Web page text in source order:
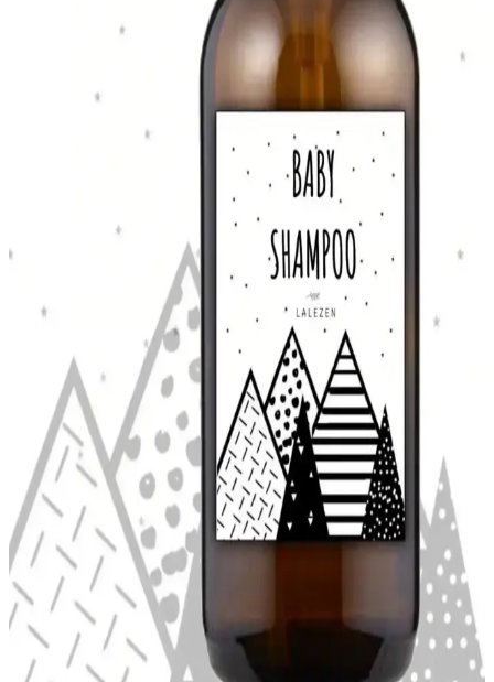
Petition Delmor Fit Capri ve Maris Ruby
İki sürdürülebilir plaj havlusu, farklı boyut ve tasarımlarla doğa
dostu tatil deneyimi sunuyor. Hafif, hızlı kuruyan ve kum tutmayan
özellikleriyle plajda konfor sağlıyorlar.
QNİAY Silikon Dondurma Kalıbı Magnum Modeli:
Sağlıklı ve Dayanıklı Mutfak Arkadaşı
Yüksek kaliteli silikon malzemeden üretilen QNİAY Magnum
modeli dondurma kalıbı, güvenli, çevre dostu ve kullanımı kolay
özellikleriyle mutfağınıza pratiklik katıyor.
Tupperware Eco Şişe Portakal Rengi 500 ml Sağlıklı
ve Şık İçecek Taşıma Çözümü
Eco Şişe portakal rengi, 500 ml kapasitesiyle sağlıklı içecekleri
güvenle taşımanızı sağlar. Hafif, şık ve pratik tasarımıyla hareket
halinde kullanım için idealdir.
RU RUIADA %100 Pamuk Saç Kurutma Bonesi
Şık ve Pratik Kullanım İçin Tasarlandı
RU RUIADA'nın %100 pamuk saç kurutma bonesi, yumuşak ve
emici yapısıyla saçlarınızı nazikçe kurutur, estetik tasarımıyla banyo
sonrası şıklık sağlar, pratik kullanım sunar.
LALEZEN Bebek Şampuanı 500 ml Amber Cam
Şişe ile Hassas Cilt Bakımı
LALEZEN Bebek Şampuanı, amber cam şişede 500 ml hacmiyle
bebeklerin hassas cildi için doğal ve çevre dostu bakım sunar.